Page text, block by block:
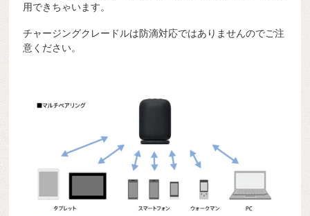
用できちゃいます。
チャージングクレードルは防滴対応ではありませんのでご注
意ください。